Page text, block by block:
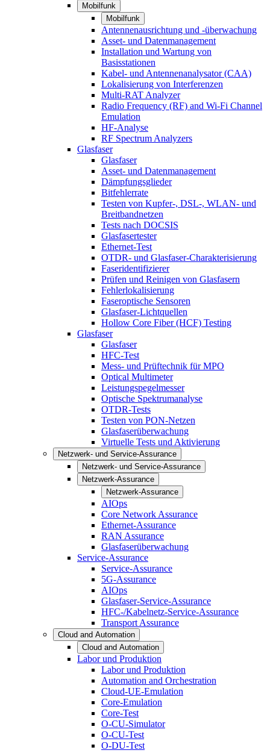
Mobilfunk
Mobilfunk
Antennenausrichtung und -überwachung
Asset- und Datenmanagement
Installation und Wartung von
Basisstationen
Kabel- und Antennenanalysator (CAA)
Lokalisierung von Interferenzen
Multi-RAT Analyzer
Radio Frequency (RF) and Wi-Fi Channel
Emulation
HF-Analyse
RF Spectrum Analyzers
Glasfaser
Glasfaser
Asset- und Datenmanagement
Dämpfungsglieder
Bitfehlerrate
Testen von Kupfer-, DSL-, WLAN- und
Breitbandnetzen
Tests nach DOCSIS
Glasfasertester
Ethernet-Test
OTDR- und Glasfaser-Charakterisierung
Faseridentifizierer
Prüfen und Reinigen von Glasfasern
Fehlerlokalisierung
Faseroptische Sensoren
Glasfaser-Lichtquellen
Hollow Core Fiber (HCF) Testing
Glasfaser
Glasfaser
HFC-Test
Mess- und Prüftechnik für MPO
Optical Multimeter
Leistungspegelmesser
Optische Spektrumanalyse
OTDR-Tests
Testen von PON-Netzen
Glasfaserüberwachung
Virtuelle Tests und Aktivierung
Netzwerk- und Service-Assurance
Netzwerk- und Service-Assurance
Netzwerk-Assurance
Netzwerk-Assurance
AIOps
Core Network Assurance
Ethernet-Assurance
RAN Assurance
Glasfaserüberwachung
Service-Assurance
Service-Assurance
5G-Assurance
AIOps
Glasfaser-Service-Assurance
HFC-/Kabelnetz-Service-Assurance
Transport Assurance
Cloud and Automation
Cloud and Automation
Labor und Produktion
Labor und Produktion
Automation and Orchestration
Cloud-UE-Emulation
Core-Emulation
Core-Test
O-CU-Simulator
O-CU-Test
O-DU-Test